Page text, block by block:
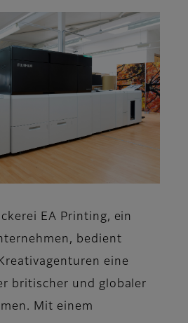
EA Printing, ein
bedient
eine
britischer und globaler
Mit einem